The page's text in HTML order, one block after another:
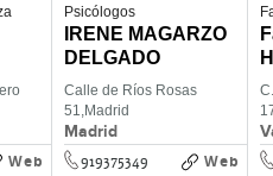
Web
Psicólogos
IRENE MAGARZO
DELGADO
Madrid
Calle de Ríos Rosas
51,Madrid
919375349 Web